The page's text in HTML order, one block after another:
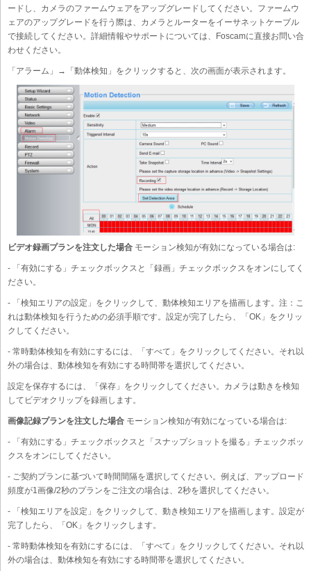
ードし、カメラのファームウェアをアップグレードしてください。ファームウ
ェアのアップグレードを行う際は、カメラとルーターをイーサネットケーブル
で接続してください。詳細情報やサポートについては、Foscamに直接お問い合
わせください。
「アラーム」→「動体検知」をクリックすると、次の画面が表示されます。
ビデオ録画プランを注文した場合 モーション検知が有効になっている場合は:
- 「有効にする」チェックボックスと「録画」チェックボックスをオンにしてく
ださい。
- 「検知エリアの設定」をクリックして、動体検知エリアを描画します。注：こ
れは動体検知を行うための必須手順です。設定が完了したら、「OK」をクリッ
クしてください。
- 常時動体検知を有効にするには、「すべて」をクリックしてください。それ以
外の場合は、動体検知を有効にする時間帯を選択してください。
設定を保存するには、「保存」をクリックしてください。カメラは動きを検知
してビデオクリップを録画します。
画像記録プランを注文した場合 モーション検知が有効になっている場合は:
- 「有効にする」チェックボックスと「スナップショットを撮る」チェックボッ
クスをオンにしてください。
- ご契約プランに基づいて時間間隔を選択してください。例えば、アップロード
頻度が1画像/2秒のプランをご注文の場合は、2秒を選択してください。
- 「検知エリアを設定」をクリックして、動き検知エリアを描画します。設定が
完了したら、「OK」をクリックします。
- 常時動体検知を有効にするには、「すべて」をクリックしてください。それ以
外の場合は、動体検知を有効にする時間帯を選択してください。